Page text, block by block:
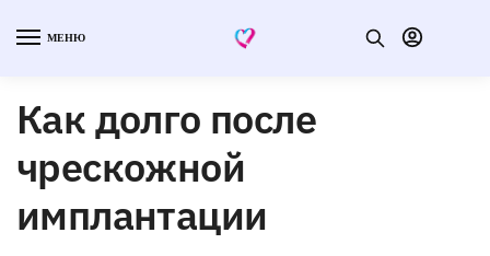
МЕНЮ
Как долго после
чрескожной
имплантации